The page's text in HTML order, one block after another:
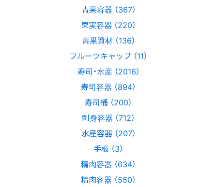
青果容器 （367）
果実容器 （220）
青果資材 （136）
フルーツキャップ （11）
寿司・水産 （2016）
寿司容器 （894）
寿司桶 （200）
刺身容器 （712）
水産容器 （207）
手板 （3）
精肉容器 （634）
精肉容器 （550）